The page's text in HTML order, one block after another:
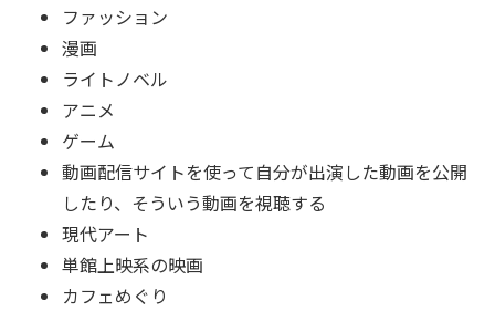
ファッション
漫画
ライトノベル
アニメ
ゲーム
動画配信サイトを使って自分が出演した動画を公開
したり、そういう動画を視聴する
現代アート
単館上映系の映画
カフェめぐり